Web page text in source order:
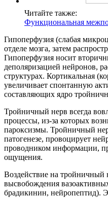
Читайте также:
Функциональная
Гипоперфузия (слабая
отделе мозга, затем
Гипоперфузия носит
деполяризацией нейронов,
структурах. Кортикальная
увеличивает спонтанную
составляющих ядро
Тройничный нерв всегда
процессы, из-за которых
пароксизмы. Тройничный
патогенезе, провоцирует
проводником информации,
ощущения.
Воздействие на тройничный
высвобождения
брадикинин, нейропептид).